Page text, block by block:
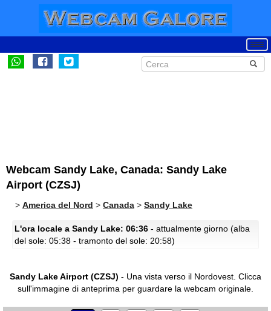
Webcam Sandy Lake, Canada: Sandy Lake
Airport (CZSJ)
> America del Nord > Canada > Sandy Lake
L'ora locale a Sandy Lake: 06:36 - attualmente giorno (alba
del sole: 05:38 - tramonto del sole: 20:58)
Sandy Lake Airport (CZSJ) - Una vista verso il Nordovest. Clicca
sull'immagine di anteprima per guardare la webcam originale.